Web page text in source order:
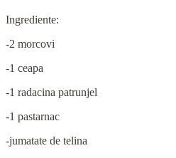
Ingrediente:
-2 morcovi
-1 ceapa
-1 radacina patrunjel
-1 pastarnac
-jumatate de telina